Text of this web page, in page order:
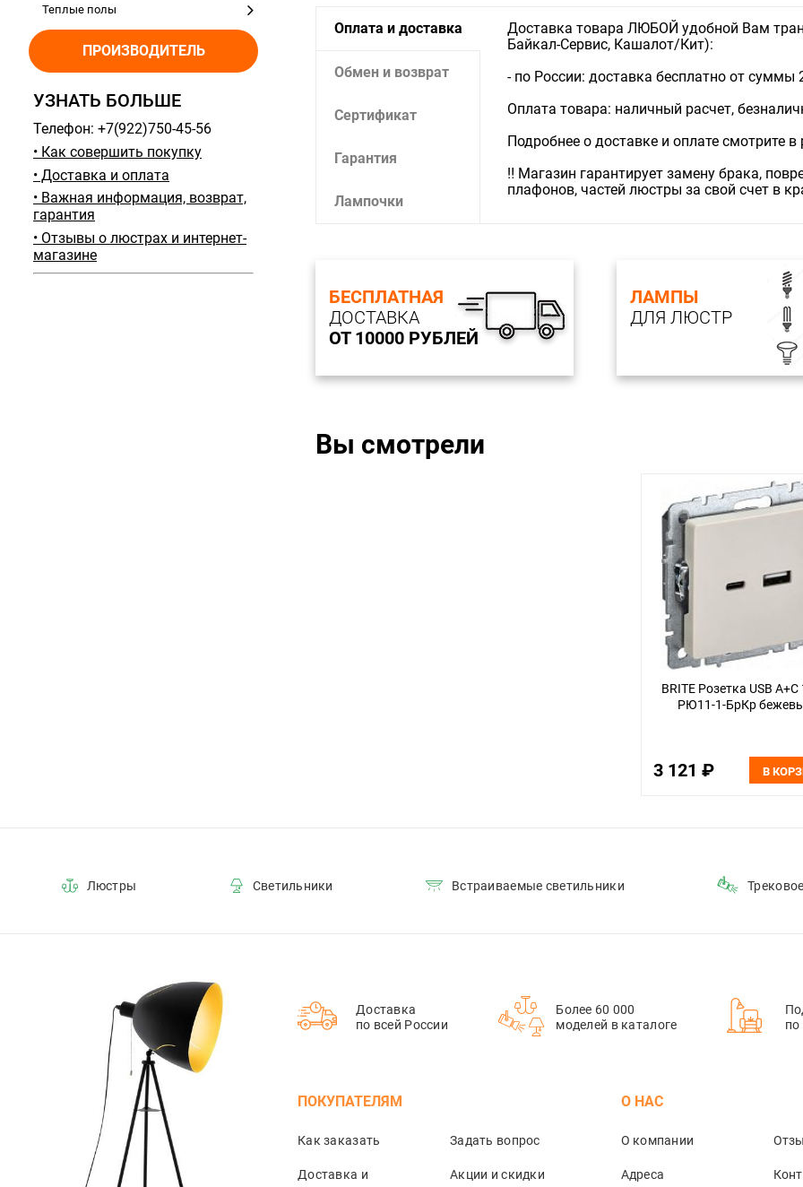
Теплые полы
ПРОИЗВОДИТЕЛЬ
УЗНАТЬ БОЛЬШЕ
Телефон: +7(922)750-45-56
• Как совершить покупку
• Доставка и оплата
• Важная информация, возврат,
гарантия
• Отзывы о люстрах и интернет-
магазине
Оплата и доставка
Обмен и возврат
Сертификат
Гарантия
Лампочки
Доставка товара ЛЮБОЙ удобной Вам
Байкал-Сервис, Кашалот/Кит):
- по России: доставка бесплатно от суммы
Оплата товара: наличный расчет,
Подробнее о доставке и оплате смотрите
‼️ Магазин гарантирует замену брака,
плафонов, частей люстры за свой счет в
БЕСПЛАТНАЯ
ДОСТАВКА
ОТ 10000 РУБЛЕЙ
ЛАМПЫ
ДЛЯ ЛЮСТР
Вы смотрели
BRITE Розетка USB
РЮ11-1-БрКр
3 121 ₽ В
Люстры Светильники Встраиваемые светильники
Доставка
по всей России
Более 60 000
моделей в каталоге
по
ПОКУПАТЕЛЯМ
Как заказать Задать вопрос
Доставка и
Акции и скидки
О НАС
О компании
Адреса